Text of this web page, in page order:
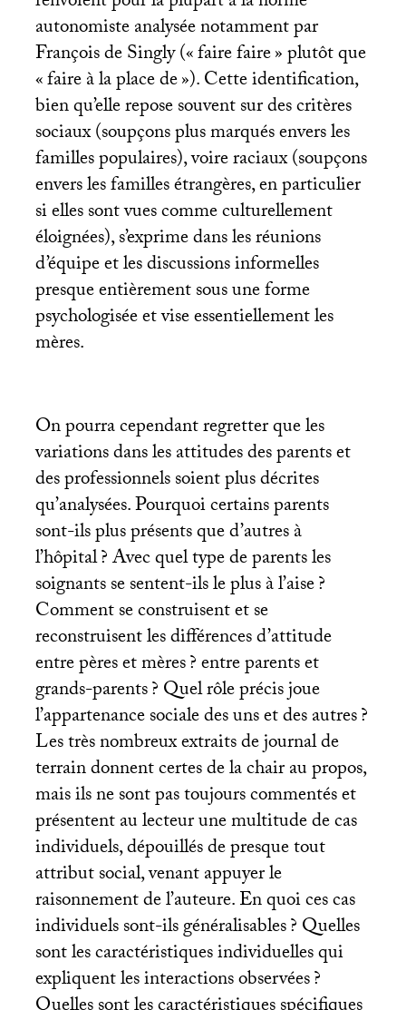
autonomiste analysée notamment par
François de Singly («faire faire» plutôt que
«faire à la place de»). Cette identification,
bien qu’elle repose souvent sur des critères
sociaux (soupçons plus marqués envers les
familles populaires), voire raciaux (soupçons
envers les familles étrangères, en particulier
si elles sont vues comme culturellement
éloignées), s’exprime dans les réunions
d’équipe et les discussions informelles
presque entièrement sous une forme
psychologisée et vise essentiellement les
mères.
On pourra cependant regretter que les
variations dans les attitudes des parents et
des professionnels soient plus décrites
qu’analysées. Pourquoi certains parents
sont-ils plus présents que d’autres à
l’hôpital? Avec quel type de parents les
soignants se sentent-ils le plus à l’aise?
Comment se construisent et se
reconstruisent les différences d’attitude
entre pères et mères? entre parents et
grands-parents? Quel rôle précis joue
l’appartenance sociale des uns et des autres?
Les très nombreux extraits de journal de
terrain donnent certes de la chair au propos,
mais ils ne sont pas toujours commentés et
présentent au lecteur une multitude de cas
individuels, dépouillés de presque tout
attribut social, venant appuyer le
raisonnement de l’auteure. En quoi ces cas
individuels sont-ils généralisables? Quelles
sont les caractéristiques individuelles qui
expliquent les interactions observées?